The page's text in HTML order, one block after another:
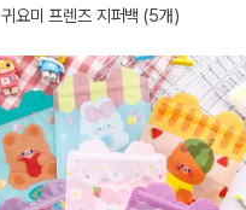
귀요미 프렌즈 지퍼백 (5개)